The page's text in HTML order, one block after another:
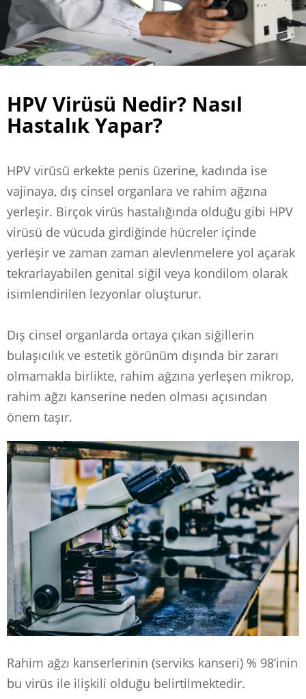
HPV Virüsü Nedir? Nasıl
Hastalık Yapar?
HPV virüsü erkekte penis üzerine, kadında ise
vajinaya, dış cinsel organlara ve rahim ağzına
yerleşir. Birçok virüs hastalığında olduğu gibi HPV
virüsü de vücuda girdiğinde hücreler içinde
yerleşir ve zaman zaman alevlenmelere yol açarak
tekrarlayabilen genital siğil veya kondilom olarak
isimlendirilen lezyonlar oluşturur.
Dış cinsel organlarda ortaya çıkan siğillerin
bulaşıcılık ve estetik görünüm dışında bir zararı
olmamakla birlikte, rahim ağzına yerleşen mikrop,
rahim ağzı kanserine neden olması açısından
önem taşır.
Rahim ağzı kanserlerinin (serviks kanseri) % 98’inin
bu virüs ile ilişkili olduğu belirtilmektedir.